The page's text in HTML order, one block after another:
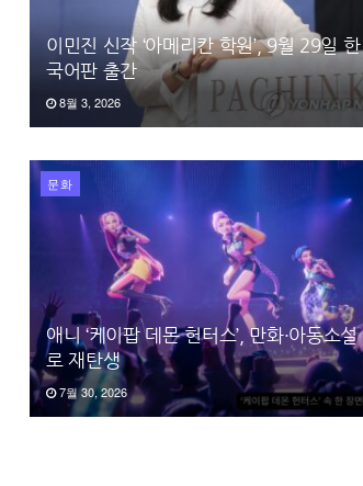
이민진 신작 ‘아메리칸 학원’, 9월 29일 한
국어판 출간
8월 3, 2026
문화
애니 ‘케이팝 데몬 헌터스’, 만화·아동소설
로 재탄생
7월 30, 2026